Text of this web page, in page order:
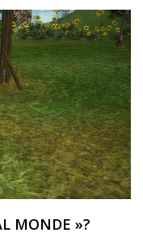
MONDE »?